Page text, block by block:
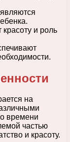
и роль
на
времени
частью
и красоту.